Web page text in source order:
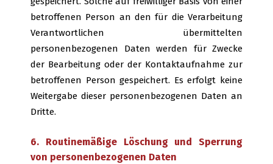
betroffenen Person an den für die Verarbeitung
Verantwortlichen übermittelten
personenbezogenen Daten werden für Zwecke
der Bearbeitung oder der Kontaktaufnahme zur
betroffenen Person gespeichert. Es erfolgt keine
Weitergabe dieser personenbezogenen Daten an
Dritte.
6. Routinemäßige Löschung und Sperrung
von personenbezogenen Daten